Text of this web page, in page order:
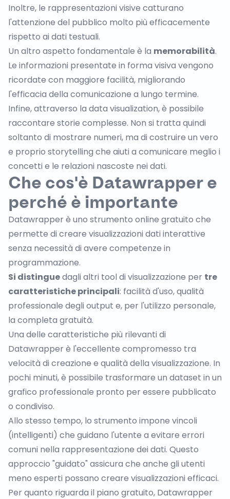
Inoltre, le rappresentazioni visive catturano
l'attenzione del pubblico molto più efficacemente
rispetto ai dati testuali.
Un altro aspetto fondamentale è la memorabilità.
Le informazioni presentate in forma visiva vengono
ricordate con maggiore facilità, migliorando
l'efficacia della comunicazione a lungo termine.
Infine, attraverso la data visualization, è possibile
raccontare storie complesse. Non si tratta quindi
soltanto di mostrare numeri, ma di costruire un vero
e proprio storytelling che aiuti a comunicare meglio i
concetti e le relazioni nascoste nei dati.
Che cos'è Datawrapper e
perché è importante
Datawrapper è uno strumento online gratuito che
permette di creare visualizzazioni dati interattive
senza necessità di avere competenze in
programmazione.
Si distinguedagli altri tool di visualizzazione per tre
caratteristiche principali: facilità d'uso, qualità
professionale degli output e, per l'utilizzo personale,
la completa gratuità.
Una delle caratteristiche più rilevanti di
Datawrapper è l'eccellente compromesso tra
velocità di creazione e qualità della visualizzazione. In
pochi minuti, è possibile trasformare un dataset in un
grafico professionale pronto per essere pubblicato
o condiviso.
Allo stesso tempo, lo strumento impone vincoli
(intelligenti) che guidano l'utente a evitare errori
comuni nella rappresentazione dei dati. Questo
approccio "guidato" assicura che anche gli utenti
meno esperti possano creare visualizzazioni efficaci.
Per quanto riguarda il piano gratuito, Datawrapper